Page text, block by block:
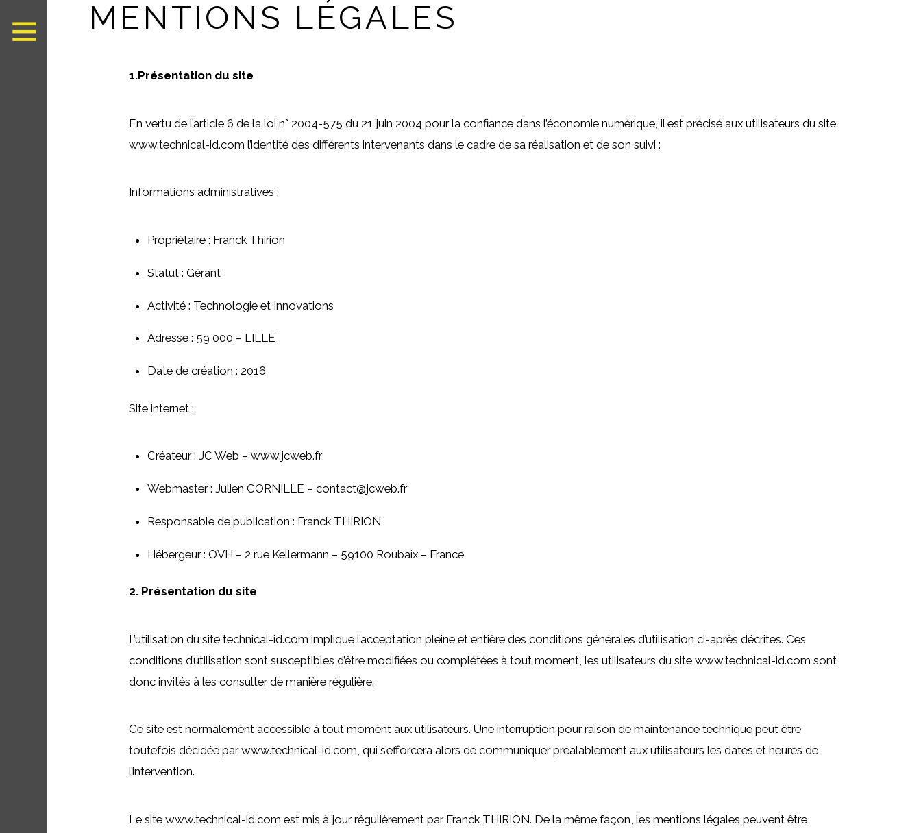
MENTIONS LÉGALES
1.Présentation du site
En vertu de l’article 6 de la loi n° 2004-575 du 21 juin 2004 pour la confiance dans l’économie numérique, il est précisé aux utilisateurs du site
www.technical-id.com l’identité des différents intervenants dans le cadre de sa réalisation et de son suivi :
Informations administratives :
Propriétaire : Franck Thirion
Statut : Gérant
Activité : Technologie et Innovations
Adresse : 59 000 – LILLE
Date de création : 2016
Site internet :
Créateur : JC Web – www.jcweb.fr
Webmaster : Julien CORNILLE – contact@jcweb.fr
Responsable de publication : Franck THIRION
Hébergeur : OVH – 2 rue Kellermann – 59100 Roubaix – France
2. Présentation du site
L’utilisation du site technical-id.com implique l’acceptation pleine et entière des conditions générales d’utilisation ci-après décrites. Ces
conditions d’utilisation sont susceptibles d’être modifiées ou complétées à tout moment, les utilisateurs du site www.technical-id.com sont
donc invités à les consulter de manière régulière.
Ce site est normalement accessible à tout moment aux utilisateurs. Une interruption pour raison de maintenance technique peut être
toutefois décidée par www.technical-id.com, qui s’efforcera alors de communiquer préalablement aux utilisateurs les dates et heures de
l’intervention.
Le site www.technical-id.com est mis à jour régulièrement par Franck THIRION. De la même façon, les mentions légales peuvent être